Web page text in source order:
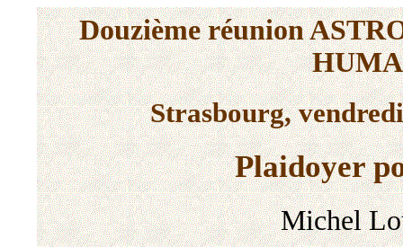
Douzième réunion
Strasbourg,
Plaidoyer
Michel